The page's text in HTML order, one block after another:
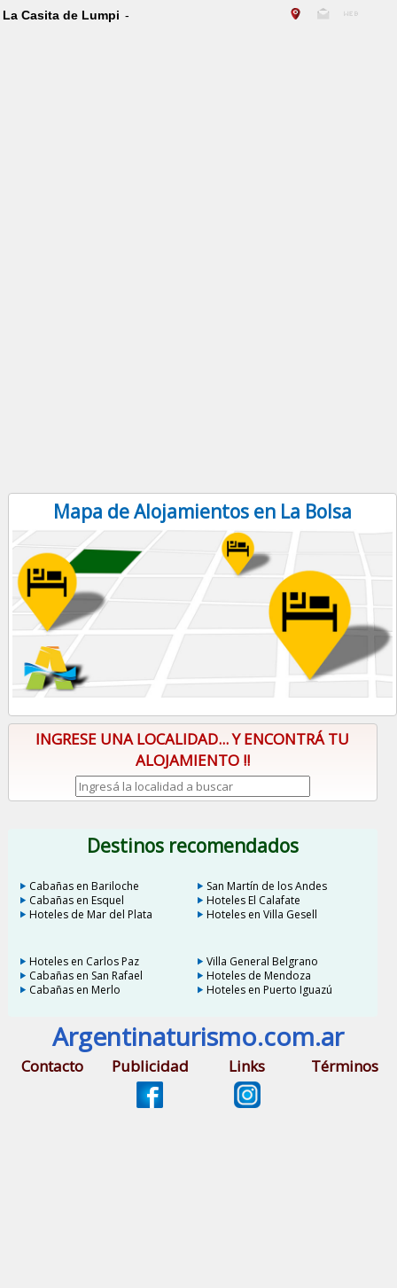
La Casita de Lumpi -
Mapa de Alojamientos en La Bolsa
INGRESE UNA LOCALIDAD... Y ENCONTRÁ TU
ALOJAMIENTO !!
Destinos recomendados
Cabañas en Bariloche
San Martín de los Andes
Cabañas en Esquel
Hoteles El Calafate
Hoteles de Mar del Plata
Hoteles en Villa Gesell
Hoteles en Carlos Paz
Villa General Belgrano
Cabañas en San Rafael
Hoteles de Mendoza
Cabañas en Merlo
Hoteles en Puerto Iguazú
Argentinaturismo.com.ar
Contacto Publicidad Links Términos